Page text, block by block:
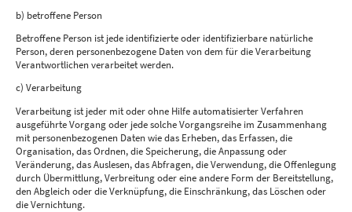
b) betroffene Person
Betroffene Person ist jede identifizierte oder identifizierbare natürliche
Person, deren personenbezogene Daten von dem für die Verarbeitung
Verantwortlichen verarbeitet werden.
c) Verarbeitung
Verarbeitung ist jeder mit oder ohne Hilfe automatisierter Verfahren
ausgeführte Vorgang oder jede solche Vorgangsreihe im Zusammenhang
mit personenbezogenen Daten wie das Erheben, das Erfassen, die
Organisation, das Ordnen, die Speicherung, die Anpassung oder
Veränderung, das Auslesen, das Abfragen, die Verwendung, die Offenlegung
durch Übermittlung, Verbreitung oder eine andere Form der Bereitstellung,
den Abgleich oder die Verknüpfung, die Einschränkung, das Löschen oder
die Vernichtung.